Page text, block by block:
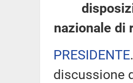
nazionale di
PRESIDENTE
discussione